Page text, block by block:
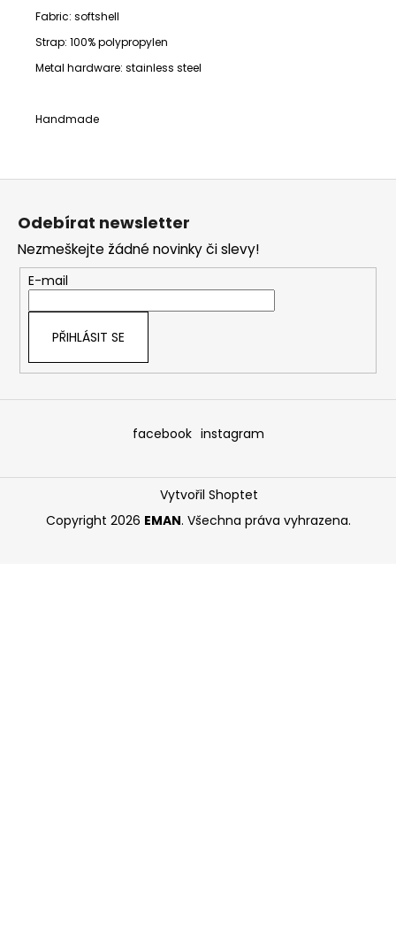
Fabric: softshell
Strap: 100% polypropylen
Metal hardware: stainless steel
Handmade
Odebírat newsletter
Nezmeškejte žádné novinky či slevy!
E-mail
PŘIHLÁSIT SE
facebook instagram
Vytvořil Shoptet
Copyright 2026 EMAN. Všechna práva vyhrazena.